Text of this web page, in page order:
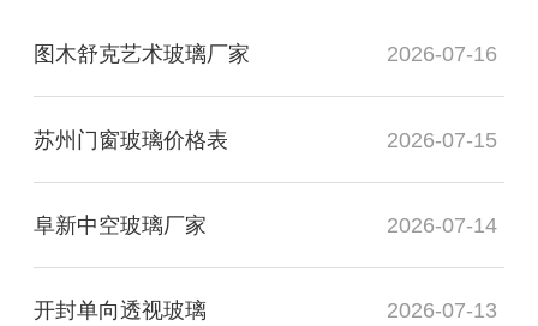
图木舒克艺术玻璃厂家 2026-07-16
苏州门窗玻璃价格表 2026-07-15
阜新中空玻璃厂家 2026-07-14
开封单向透视玻璃 2026-07-13